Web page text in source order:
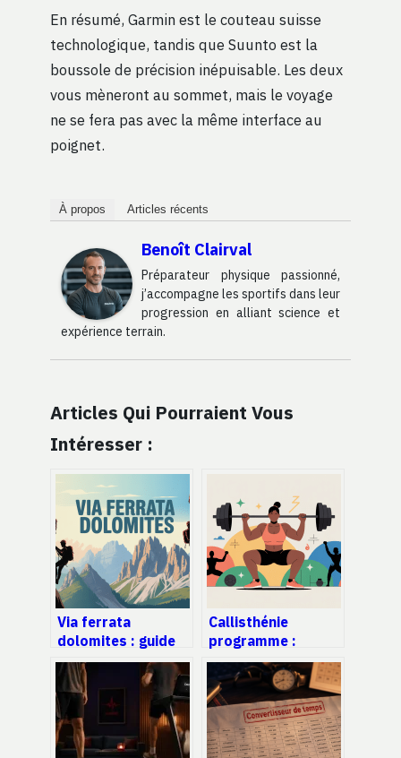
En résumé, Garmin est le couteau suisse
technologique, tandis que Suunto est la
boussole de précision inépuisable. Les deux
vous mèneront au sommet, mais le voyage
ne se fera pas avec la même interface au
poignet.
À propos Articles récents
Benoît Clairval
Préparateur physique passionné,
j’accompagne les sportifs dans leur
progression en alliant science et
expérience terrain.
Articles Qui Pourraient Vous
Intéresser :
Via ferrata
dolomites : guide
complet pour
choisir et préparer
votre itinéraire
Callisthénie
programme :
construire une
routine efficace et
progressive